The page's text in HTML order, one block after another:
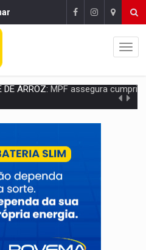
lei contra violência sexual infantil na
e Rússia discutem energia nuclear, defesa e
entre caminhão e carro deixa quatro mortos e um em
Negra ganha projeção nacional com participação de
Velho tem chances de chuvas isoladas nesta
Assembleia Geral delibera greve da educação
Rondoniaovivo abre oficina de Comunicação com